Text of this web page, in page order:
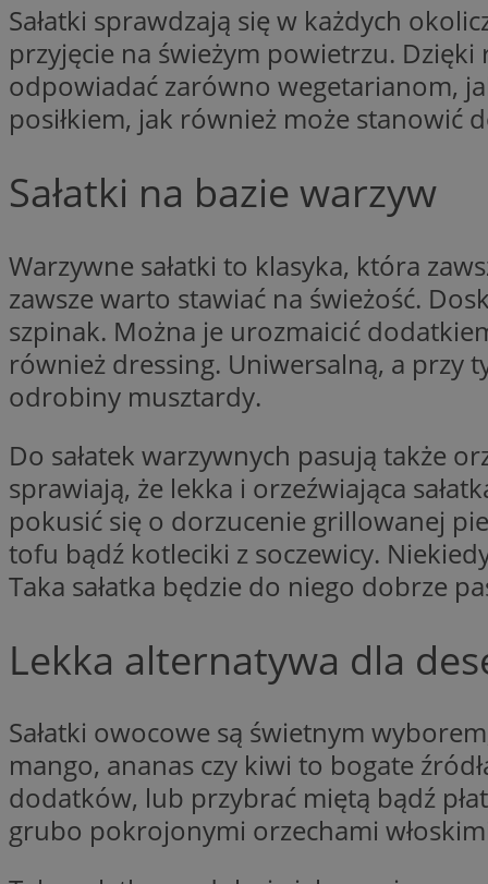
Sałatki sprawdzają się w każdych
przyjęcie na świeżym powietrzu.
odpowiadać zarówno wegetarianom,
posiłkiem, jak również może stanowić
Sałatki na bazie warzyw
Warzywne sałatki to klasyka, która
zawsze warto stawiać na świeżość.
szpinak. Można je urozmaicić
również dressing. Uniwersalną, a przy
odrobiny musztardy.
Do sałatek warzywnych pasują także
sprawiają, że lekka i orzeźwiająca
pokusić się o dorzucenie grillowanej
tofu bądź kotleciki z soczewicy.
Taka sałatka będzie do niego dobrze
Lekka alternatywa dla
Sałatki owocowe są świetnym
mango, ananas czy kiwi to bogate
dodatków, lub przybrać miętą bądź
grubo pokrojonymi orzechami
__cf_bm
suid
li_gc
_ga_L2744325BY
_ga
tt_viewer
DSID
Nazwa
__mguid_